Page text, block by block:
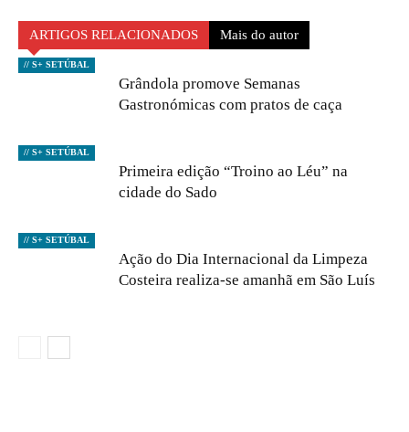
ARTIGOS RELACIONADOS Mais do autor
// S+ SETÚBAL
Grândola promove Semanas
Gastronómicas com pratos de caça
// S+ SETÚBAL
Primeira edição “Troino ao Léu” na
cidade do Sado
// S+ SETÚBAL
Ação do Dia Internacional da Limpeza
Costeira realiza-se amanhã em São Luís